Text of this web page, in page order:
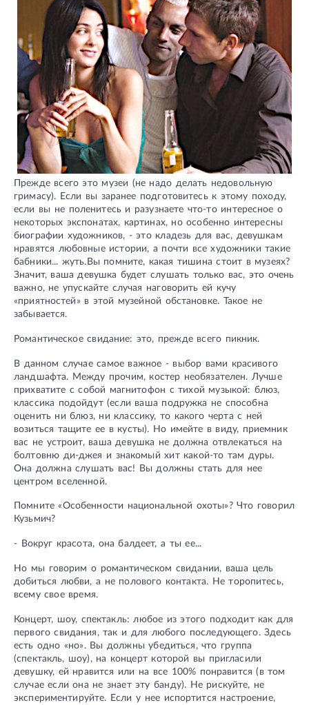
Прежде всего это музеи (не надо делать недовольную
гримасу). Если вы заранее подготовитесь к этому походу,
если вы не поленитесь и разузнаете что-то интересное о
некоторых экспонатах, картинах, но особенно интересны
биографии художников, - это кладезь для вас, девушкам
нравятся любовные истории, а почти все художники такие
бабники... жуть.Вы помните, какая тишина стоит в музеях?
Значит, ваша девушка будет слушать только вас, это очень
важно, не упускайте случая наговорить ей кучу
«приятностей» в этой музейной обстановке. Такое не
забывается.
Романтическое свидание: это, прежде всего пикник.
В данном случае самое важное - выбор вами красивого
ландшафта. Между прочим, костер необязателен. Лучше
прихватите с собой магнитофон с тихой музыкой: блюз,
классика подойдут (если ваша подружка не способна
оценить ни блюз, ни классику, то какого черта с ней
возиться тащите ее в кусты). Но имейте в виду, приемник
вас не устроит, ваша девушка не должна отвлекаться на
болтовню ди-джея и знакомый хит какой-то там дуры.
Она должна слушать вас! Вы должны стать для нее
центром вселенной.
Помните «Особенности национальной охоты»? Что говорил
Кузьмич?
- Вокруг красота, она балдеет, а ты ее...
Но мы говорим о романтическом свидании, ваша цель
добиться любви, а не полового контакта. Не торопитесь,
всему свое время.
Концерт, шоу, спектакль: любое из этого подходит как для
первого свидания, так и для любого последующего. Здесь
есть одно «но». Вы должны убедиться, что группа
(спектакль, шоу), на концерт которой вы пригласили
девушку, ей нравится или на все 100% понравится (в том
случае если она не знает эту банду). Не рискуйте, не
экспериментируйте. Если у нее испортится настроение,